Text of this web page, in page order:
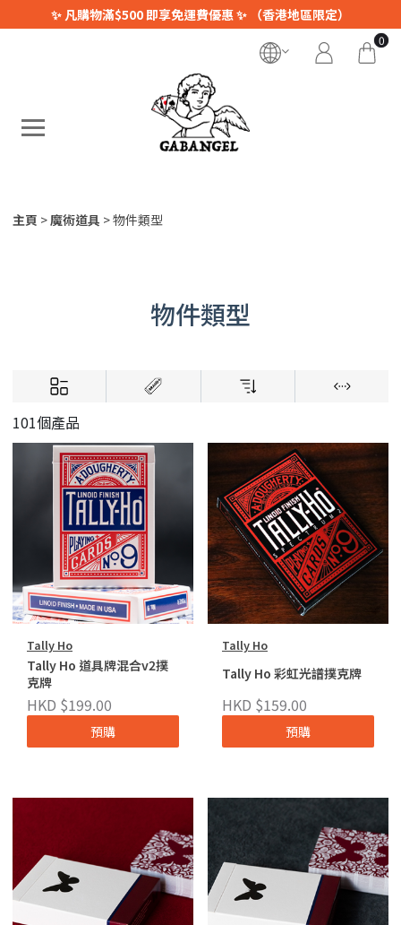
✨ 凡購物滿$500 即享免運費優惠 ✨ （香港地區限定）
0
主頁 魔術道具 物件類型
物件類型
101個產品
Tally Ho
Tally Ho 道具牌混合v2撲
克牌
HKD $199.00
預購
Tally Ho
Tally Ho 彩虹光譜撲克牌
HKD $159.00
預購